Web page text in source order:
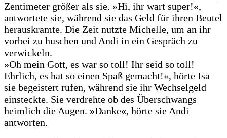
Zentimeter größer als sie. »Hi, ihr wart super!«,
antwortete sie, während sie das Geld für ihren Beutel
herauskramte. Die Zeit nutzte Michelle, um an ihr
vorbei zu huschen und Andi in ein Gespräch zu
verwickeln.
»Oh mein Gott, es war so toll! Ihr seid so toll!
Ehrlich, es hat so einen Spaß gemacht!«, hörte Isa
sie begeistert rufen, während sie ihr Wechselgeld
einsteckte. Sie verdrehte ob des Überschwangs
heimlich die Augen. »Danke«, hörte sie Andi
antworten.